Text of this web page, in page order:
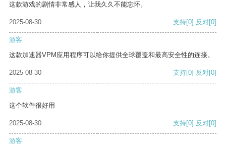
这款游戏的剧情非常感人，让我久久不能忘怀。
2025-08-30 支持[0] 反对[0]
游客
这款加速器VPM应用程序可以给你提供全球覆盖和最高安全性的连接。
2025-08-30 支持[0] 反对[0]
游客
这个软件很好用
2025-08-30 支持[0] 反对[0]
游客